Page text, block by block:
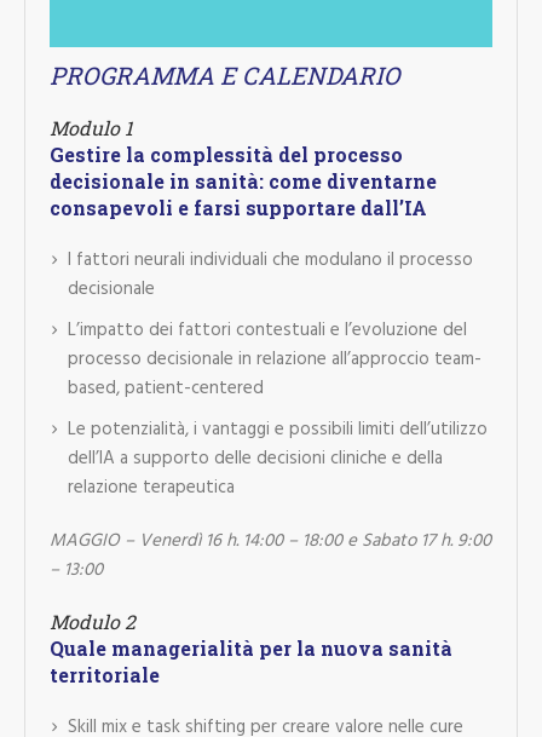
PROGRAMMA E CALENDARIO
Modulo 1
Gestire la complessità del processo
decisionale in sanità: come diventarne
consapevoli e farsi supportare dall’IA
I fattori neurali individuali che modulano il processo
decisionale
L’impatto dei fattori contestuali e l’evoluzione del
processo decisionale in relazione all’approccio team-
based, patient-centered
Le potenzialità, i vantaggi e possibili limiti dell’utilizzo
dell’IA a supporto delle decisioni cliniche e della
relazione terapeutica
MAGGIO – Venerdì 16 h. 14:00 – 18:00 e Sabato 17 h. 9:00
– 13:00
Modulo 2
Quale managerialità per la nuova sanità
territoriale
Skill mix e task shifting per creare valore nelle cure